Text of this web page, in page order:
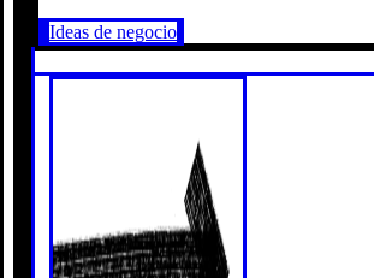
Ideas de negocio